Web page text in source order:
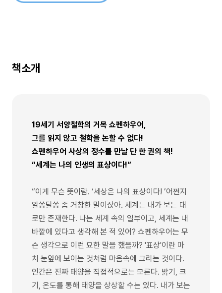
책소개
19세기 서양철학의 거목 쇼펜하우어,
그를 읽지 않고 철학을 논할 수 없다!
쇼펜하우어 사상의 정수를 만날 단 한 권의 책!
“세계는 나의 인생의 표상이다!”
“이게 무슨 뜻이람. ‘세상은 나의 표상이다! ’어쩐지
알쏭달쏭 좀 거창한 말이잖아. 세계는 내가 보는 대
로만 존재한다. 나는 세계 속의 일부이고, 세계는 내
바깥에 있다고 생각해 본 적 있어? 쇼펜하우어는 무
슨 생각으로 이런 묘한 말을 했을까? '표상'이란 마
치 눈앞에 보이는 것처럼 마음속에 그리는 것이다.
인간은 진짜 태양을 직접적으로는 모른다. 밝기, 크
기, 온도를 통해 태양을 상상할 수는 있다. 내가 보는